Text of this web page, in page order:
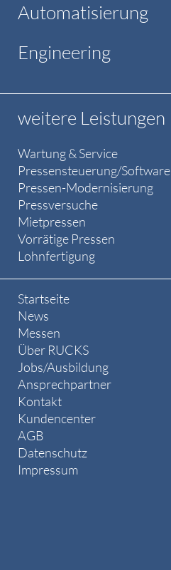
Automatisierung
Engineering
weitere Leistungen
Wartung & Service
Pressensteuerung/Software
Pressen-Modernisierung
Pressversuche
Mietpressen
Vorrätige Pressen
Lohnfertigung
Startseite
News
Messen
Über RUCKS
Jobs/Ausbildung
Ansprechpartner
Kontakt
Kundencenter
AGB
Datenschutz
Impressum